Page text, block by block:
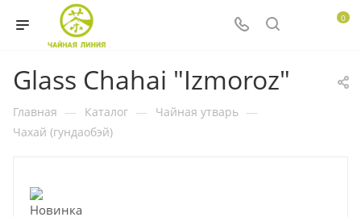
0
Glass Chahai "Izmoroz"
Главная — Каталог — Чайная утварь —
Чахай (гундаобэй)